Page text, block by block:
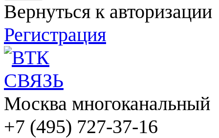
Вернуться к авторизации
Регистрация
Москва многоканальный
+7 (495) 727-37-16